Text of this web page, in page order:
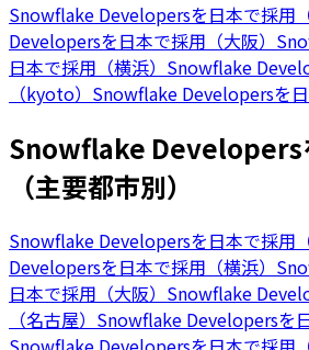
Snowflake Developersを日本で採用（
Developersを日本で採用（大阪）
日本で採用（横浜） Snowflake
（kyoto） Snowflake Developersを日
Snowflake Developers
（主要都市別）
Snowflake Developersを日本で採用（
Developersを日本で採用（横浜）
日本で採用（大阪） Snowflake
（名古屋） Snowflake Developersを